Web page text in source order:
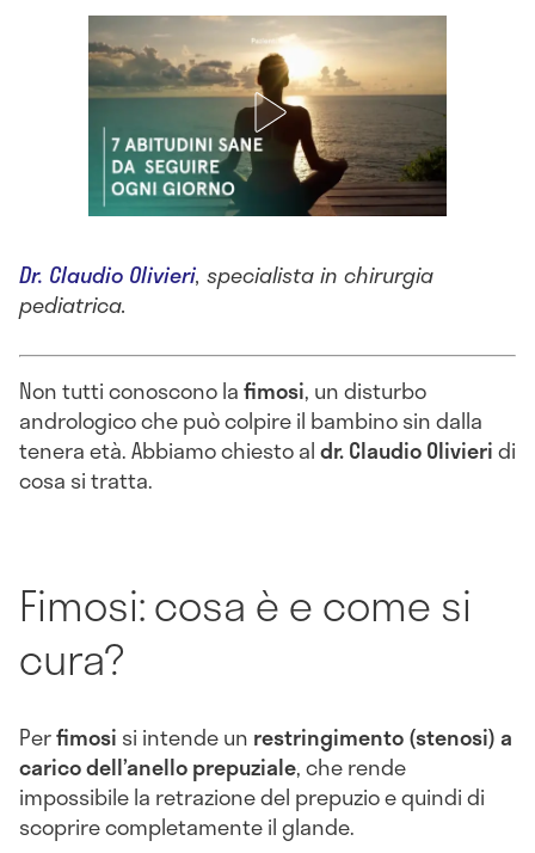
Dr. Claudio Olivieri, specialista in chirurgia
pediatrica.
Non tutti conoscono lafimosi, un disturbo
andrologico che può colpire il bambino sin dalla
tenera età. Abbiamo chiesto aldr. Claudio Olivieridi
cosa si tratta.
Fimosi: cosa è e come si
cura?
Perfimosi si intende un restringimento (stenosi) a
carico dell’anello prepuziale, che rende
impossibile la retrazione del prepuzio e quindi di
scoprire completamente il glande.